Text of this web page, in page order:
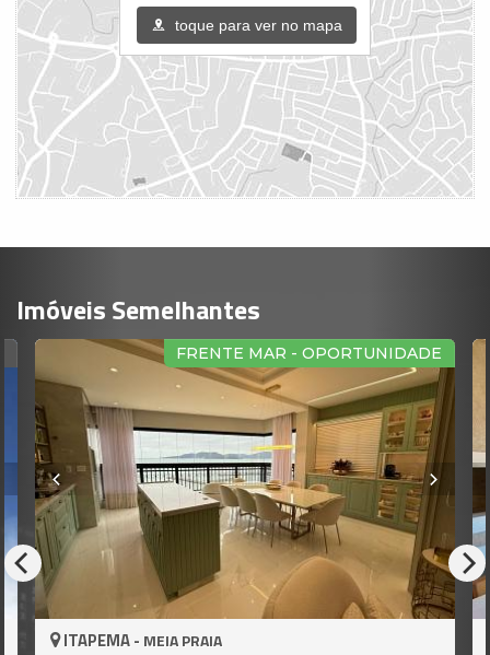
toque para ver no mapa
Imóveis Semelhantes
FRENTE MAR - OPORTUNIDADE
ITAPEMA - MEIA PRAIA